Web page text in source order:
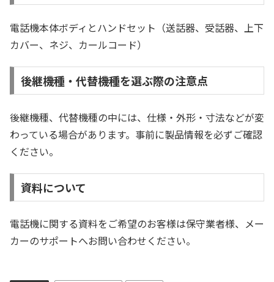
電話機本体ボディとハンドセット（送話器、受話器、上下
カバー、ネジ、カールコード）
後継機種・代替機種を選ぶ際の注意点
後継機種、代替機種の中には、仕様・外形・寸法などが変
わっている場合があります。事前に製品情報を必ずご確認
ください。
資料について
電話機に関する資料をご希望のお客様は保守業者様、メー
カーのサポートへお問い合わせください。